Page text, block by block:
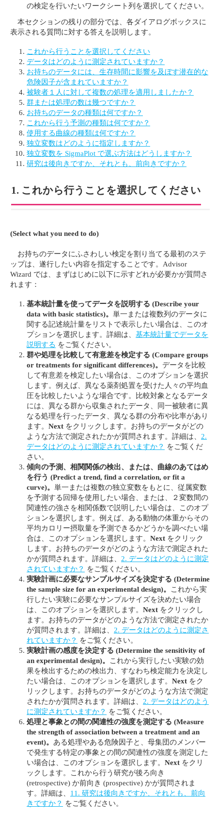
の検定を行いたいワークシート列を選択してください。
本セクションの残りの部分では、各ダイアログボックスに
表示される質問に対する答えを説明します。
これから行うことを選択してください
データはどのように測定されていますか？
お持ちのデータには、生存時間に影響を及ぼす潜在的な
危険因子が含まれていますか？
被験者１人に対して複数の処理を適用しましたか？
群または処理の数は幾つですか？
お持ちのデータの種類は何ですか？
これから行う予測の種類は何ですか？
使用する曲線の種類は何ですか？
独立変数はどのように指定しますか？
独立変数を SigmaPlot で選ぶ方法はどうしますか？
研究は後向きですか、それとも、前向きですか？
1. これから行うことを選択してください
(Select what you need to do)
お持ちのデータにふさわしい検定を割り当てる最初のステ
ップは、遂行したい内容を指定することです。Advisor
Wizard では、まずはじめに以下に示すどれが必要かが質問さ
れます：
基本統計量を使ってデータを説明する (Describe your
data with basic statistics)。 単一または複数列のデータに
関する記述統計量をリストで表示したい場合は、このオ
プションを選択します。詳細は、 基本統計量でデータを
説明する をご覧ください。
群や処理を比較して有意差を検定する (Compare groups
or treatments for significant differences)。 データを比較
して有意差を検定したい場合は、このオプションを選択
します。例えば、異なる薬剤処置を受けた人々の平均血
圧を比較したいような場合です。比較対象となるデータ
には、異なる群から収集されたデータ、同一被験者に異
なる処理を行ったデータ、異なる群の分布や比率があり
ます。 Next をクリックします。お持ちのデータがどの
ような方法で測定されたかが質問されます。詳細は、 2.
データはどのように測定されていますか？ をご覧くだ
さい。
傾向の予測、相関関係の検出、または、曲線のあてはめ
を行う (Predict a trend, find a correlation, or fit a
curve)。 単一または複数の独立変数をもとに、従属変数
を予測する回帰を使用したい場合、または、２変数間の
関連性の強さを相関係数で説明したい場合は、このオプ
ションを選択します。例えば、ある動物の体重からその
平均カロリー摂取量を予測できるかどうかを調べたい場
合は、このオプションを選択します。 Next をクリック
します。お持ちのデータがどのような方法で測定された
かが質問されます。詳細は、 2. データはどのように測定
されていますか？ をご覧ください。
実験計画に必要なサンプルサイズを決定する (Determine
the sample size for an experimental design)。
これから実
行したい実験に必要なサンプルサイズを決めたい場合
は、このオプションを選択します。 Next をクリックし
ます。お持ちのデータがどのような方法で測定されたか
が質問されます。詳細は、 2. データはどのように測定さ
れていますか？ をご覧ください。
実験計画の感度を決定する (Determine the sensitivity of
an experimental design)。
これから実行したい実験の効
果を検出するための検出力、すなわち検定能力を決定し
たい場合は、このオプションを選択します。 Next をク
リックします。お持ちのデータがどのような方法で測定
されたかが質問されます。詳細は、 2. データはどのよう
に測定されていますか？ をご覧ください。
処理と事象との間の関連性の強度を測定する (Measure
the strength of association between a treatment and an
event)。 ある処理やある危険因子と、母集団のメンバー
で発生する特定の事象との間の関連性の強度を測定した
い場合は、このオプションを選択します。 Next をクリ
ックします。これから行う研究が後ろ向き
(retrospective) か前向き (prospective) かが質問されま
す。詳細は、 11. 研究は後向きですか、それとも、前向
きですか？ をご覧ください。